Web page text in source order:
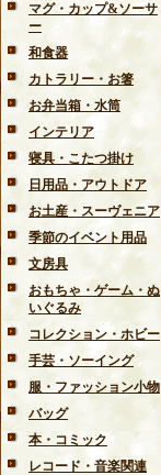
マグ・カップ&ソーサ
ー
和食器
カトラリー・お箸
お弁当箱・水筒
インテリア
寝具・こたつ掛け
日用品・アウトドア
お土産・スーヴェニア
季節のイベント用品
文房具
おもちゃ・ゲーム・ぬ
いぐるみ
コレクション・ホビー
手芸・ソーイング
服・ファッション小物
バッグ
本・コミック
レコード・音楽関連